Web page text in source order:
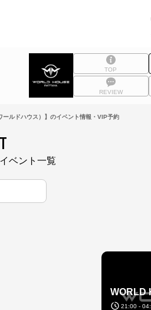
TOP
REVIEW
ルドハウス）】のイベント情報・VIP予約
ベント一覧
WORLD
21:00 -